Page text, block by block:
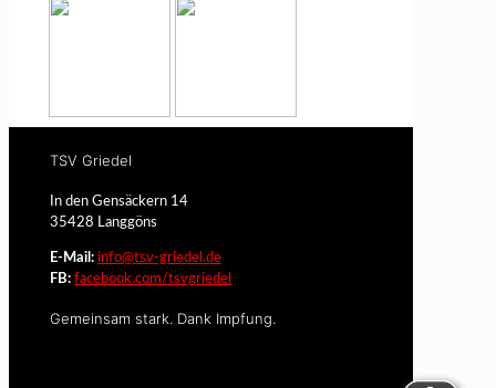
TSV Griedel
In den Gensäckern 14
35428 Langgöns
E-Mail: info@tsv-griedel.de
FB: facebook.com/tsvgriedel
Gemeinsam stark. Dank Impfung.